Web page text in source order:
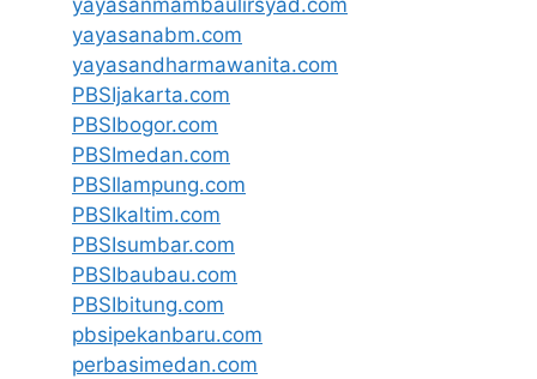
yayasanmambaulirsyad.com
yayasanabm.com
yayasandharmawanita.com
PBSIjakarta.com
PBSIbogor.com
PBSImedan.com
PBSIlampung.com
PBSIkaltim.com
PBSIsumbar.com
PBSIbaubau.com
PBSIbitung.com
pbsipekanbaru.com
perbasimedan.com